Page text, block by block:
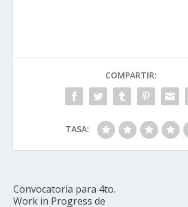
COMPARTIR:
TASA:
Convocatoria para 4to.
Work in Progress de